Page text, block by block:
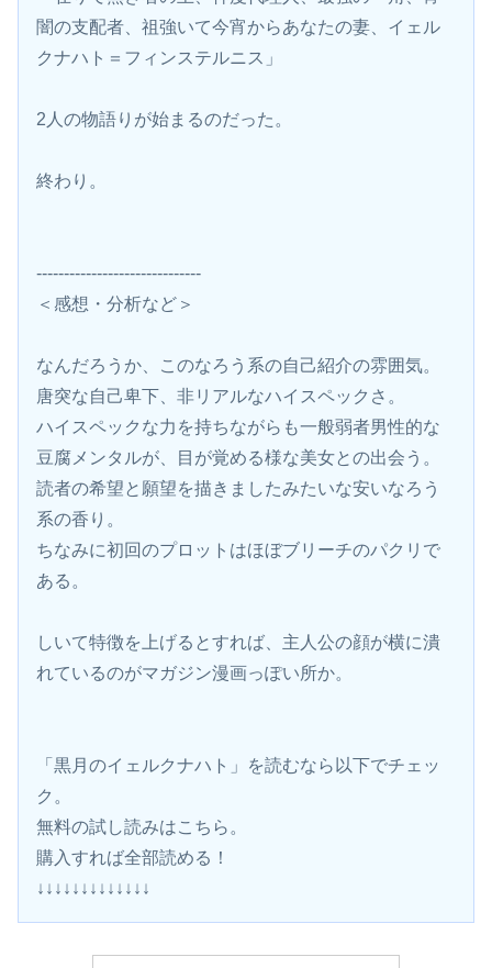
闇の支配者、祖強いて今宵からあなたの妻、イェル
クナハト＝フィンステルニス」
2人の物語りが始まるのだった。
終わり。
------------------------------
＜感想・分析など＞
なんだろうか、このなろう系の自己紹介の雰囲気。
唐突な自己卑下、非リアルなハイスペックさ。
ハイスペックな力を持ちながらも一般弱者男性的な
豆腐メンタルが、目が覚める様な美女との出会う。
読者の希望と願望を描きましたみたいな安いなろう
系の香り。
ちなみに初回のプロットはほぼブリーチのパクリで
ある。
しいて特徴を上げるとすれば、主人公の顔が横に潰
れているのがマガジン漫画っぽい所か。
「黒月のイェルクナハト」を読むなら以下でチェッ
ク。
無料の試し読みはこちら。
購入すれば全部読める！
↓↓↓↓↓↓↓↓↓↓↓↓↓